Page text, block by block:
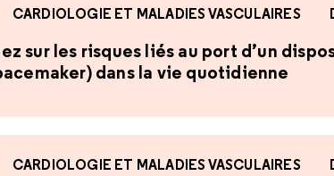
CARDIOLOGIE ET MALADIES VASCULAIRES
sur les risques liés au port d’un
dans la vie quotidienne
CARDIOLOGIE ET MALADIES VASCULAIRES